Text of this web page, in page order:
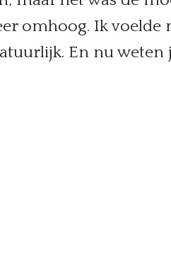
omhoog. Ik voelde
En nu